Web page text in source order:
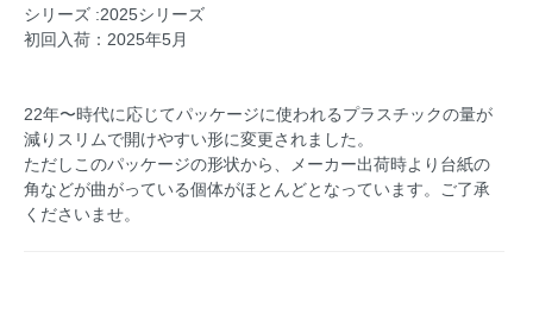
シリーズ :2025シリーズ
初回入荷：2025年5月
22年〜時代に応じてパッケージに使われるプラスチックの量が
減りスリムで開けやすい形に変更されました。
ただしこのパッケージの形状から、メーカー出荷時より台紙の
角などが曲がっている個体がほとんどとなっています。ご了承
くださいませ。